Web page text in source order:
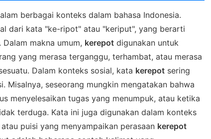
berbagai konteks dalam bahasa Indonesia.
dari kata "ke-ripot" atau "keriput", yang berarti
makna umum, kerepot digunakan untuk
yang merasa terganggu, terhambat, atau merasa
Dalam konteks sosial, kata kerepot sering
Misalnya, seseorang mungkin mengatakan bahwa
menyelesaikan tugas yang menumpuk, atau ketika
terduga. Kata ini juga digunakan dalam konteks
puisi yang menyampaikan perasaan kerepot